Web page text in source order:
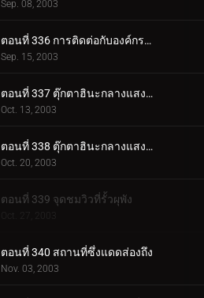
Sep. 08, 2003
ตอนที่ 336 การติดต่อกับองค์กรชุดดำ (ภาคชี้เป็นชี้ตาย)
Sep. 15, 2003
ตอนที่ 337 ตุ๊กตาฮินะกลางแสงสนธยา (ตอนแรก)
Oct. 13, 2003
ตอนที่ 338 ตุ๊กตาฮินะกลางแสงสนธยา (ตอนจบ)
Oct. 20, 2003
ตอนที่ 339 จุดชมวิวที่รั้วผุพัง
Oct. 27, 2003
ตอนที่ 340 สถานที่ซึ่งแดดส่องถึง
Nov. 03, 2003